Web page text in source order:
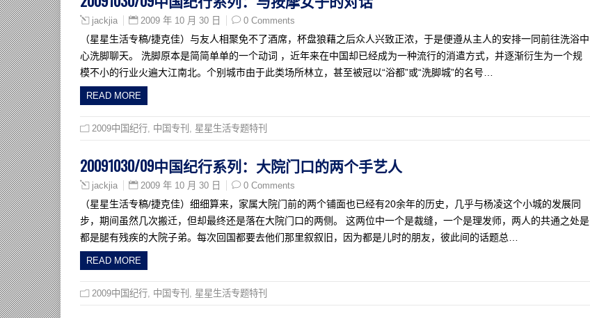
jackjia 2009 年 10 月 30 日 0 Comments
（星星生活专稿/捷克佳）与友人相聚免不了酒席，杯盘狼藉之后众人兴致正浓，于是便遵从主人的安排一同前往洗浴中
心洗脚聊天。 洗脚原本是简简单单的一个动词 ，近年来在中国却已经成为一种流行的消遣方式，并逐渐衍生为一个规
模不小的行业火遍大江南北。个别城市由于此类场所林立，甚至被冠以“浴都”或“洗脚城”的名号…
READ MORE
2009中国纪行 中国专刊 星星生活专题特刊
20091030/09中国纪行系列：大院门口的两个手艺人
jackjia 2009 年 10 月 30 日 0 Comments
（星星生活专稿/捷克佳）细细算来，家属大院门前的两个铺面也已经有20余年的历史，几乎与杨凌这个小城的发展同
步，期间虽然几次搬迁，但却最终还是落在大院门口的两侧。 这两位中一个是裁缝，一个是理发师，两人的共通之处是
都是腿有残疾的大院子弟。每次回国都要去他们那里叙叙旧，因为都是儿时的朋友，彼此间的话题总…
READ MORE
2009中国纪行 中国专刊 星星生活专题特刊